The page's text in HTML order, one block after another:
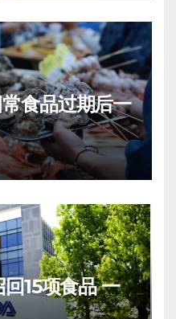
食品过期后一
15项食品 一